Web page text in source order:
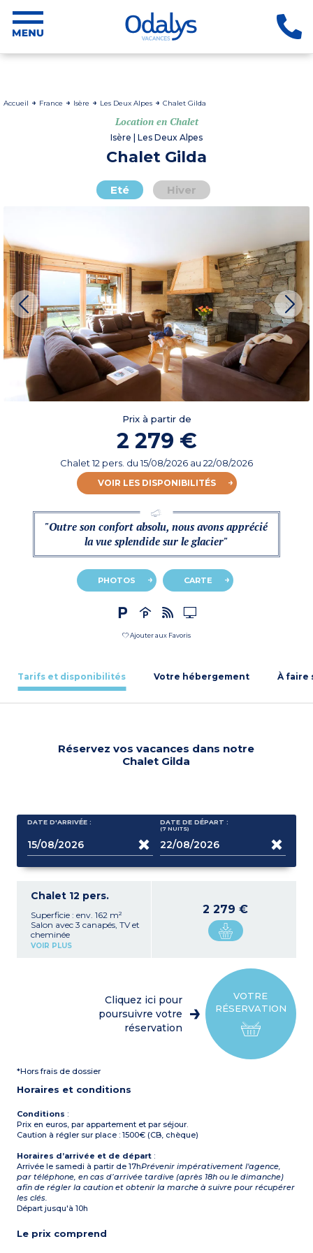
Accueil France Isère Les Deux Alpes Chalet Gilda
Location en Chalet
Isère | Les Deux Alpes
Chalet Gilda
Eté Hiver
Prix à partir de
2 279 €
Chalet 12 pers. du15/08/2026 au 22/08/2026
VOIR LES DISPONIBILITÉS
"Outre son confort absolu, nous avons apprécié
la vue splendide sur le glacier"
PHOTOS CARTE
Ajouter aux Favoris
Tarifs et disponibilités Votre hébergement À faire
Réservez vos vacances dans notre
Chalet Gilda
DATE D'ARRIVÉE : DATE DE DÉPART :
(7 NUITS)
Chalet 12 pers.
Superficie : env. 162 m²
Salon avec 3 canapés, TV et
cheminée
Salle à manger
1 chambre avec 2 lits
1 suite parentale avec 2 lits
(baignoire + douche + WC),
2 chambres avec 2 lits
simples
1 salle de bain
WC séparé
Chalet sur 3 niveaux
VOIR PLUS
2 279 €
VOTRE
RÉSERVATION
Cliquez ici pour
poursuivre votre
réservation
*Hors frais de dossier
Horaires et conditions
Conditions :
Prix en euros, par appartement et par séjour.
Caution à régler sur place : 1500€ (CB, chèque)
Horaires d’arrivée et de départ :
Arrivée le samedi à partir de 17hPrévenir impérativement l'agence,
par téléphone, en cas d’arrivée tardive (après 18h ou le dimanche)
afin de régler la caution et obtenir la marche à suivre pour récupérer
les clés.
Départ jusqu'à 10h
Le prix comprend